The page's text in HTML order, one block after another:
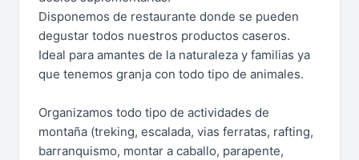
Disponemos de restaurante donde se pueden
degustar todos nuestros productos caseros.
Ideal para amantes de la naturaleza y familias ya
que tenemos granja con todo tipo de animales.
Organizamos todo tipo de actividades de
montaña (treking, escalada, vias ferratas, rafting,
barranquismo, montar a caballo, parapente,